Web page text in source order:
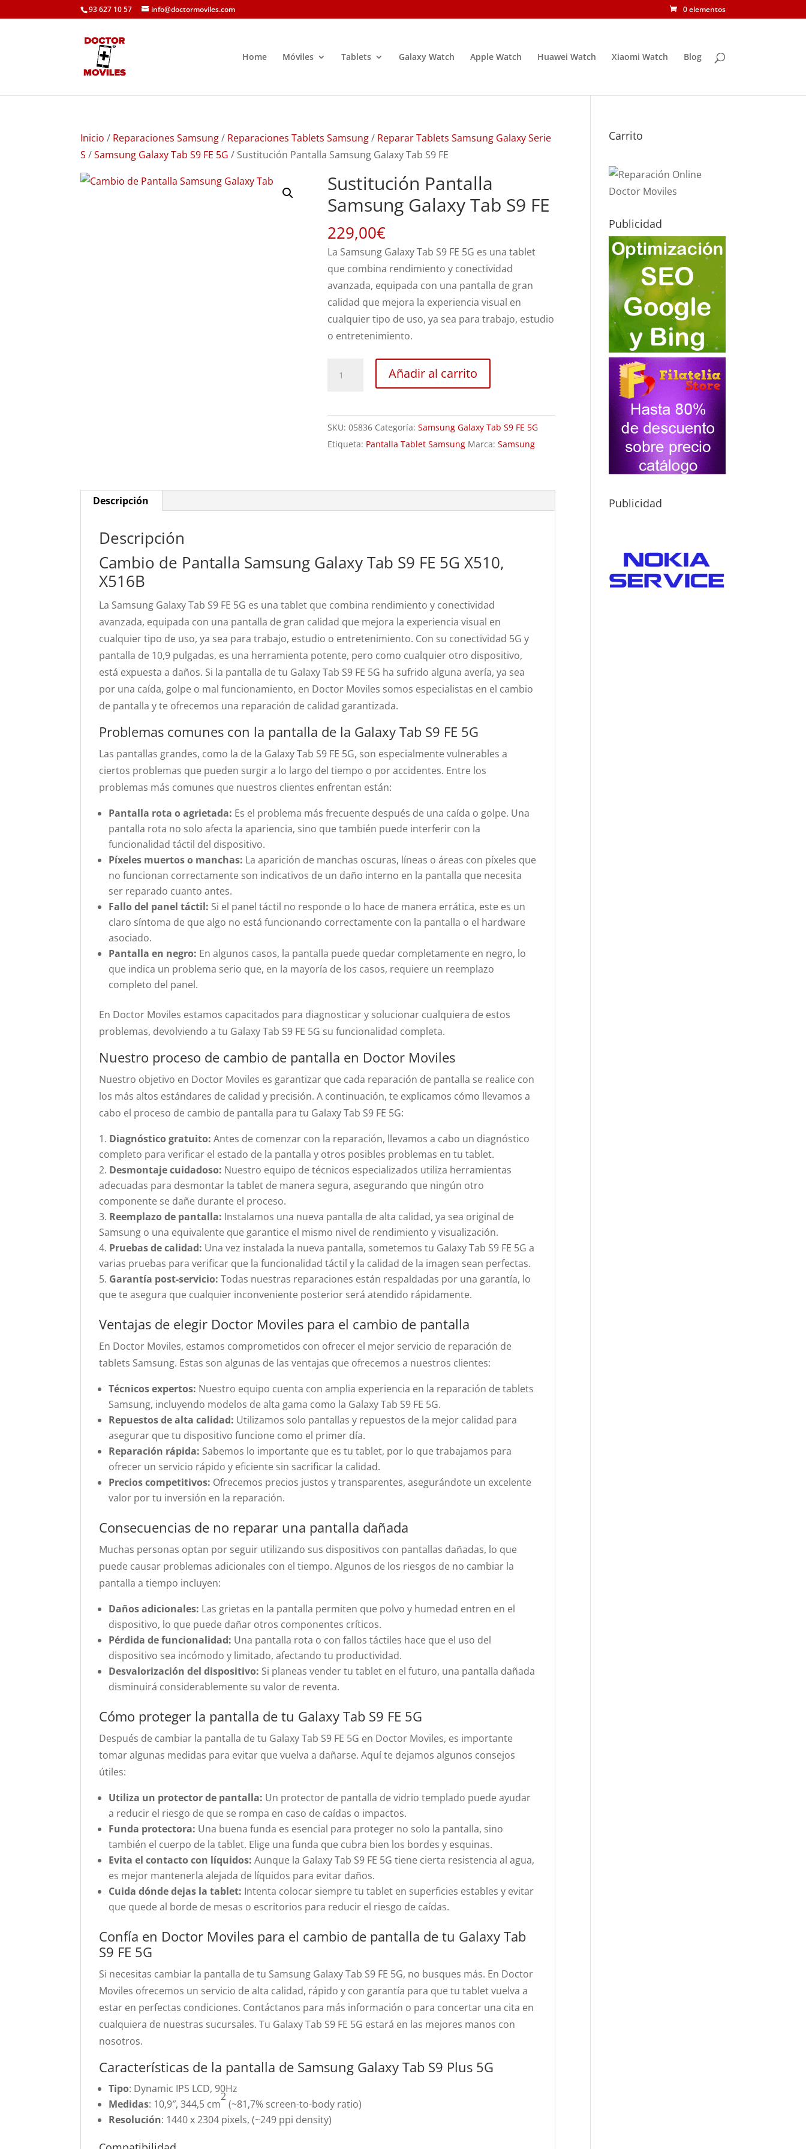
93 627 10 57 info@doctormoviles.com 0 elementos
Home Móviles Tablets Galaxy Watch Apple Watch Huawei Watch Xiaomi Watch Blog
Inicio / Reparaciones Samsung/ Reparaciones Tablets Samsung/ Reparar Tablets Samsung Galaxy Serie
S /Samsung Galaxy Tab S9 FE 5G / Sustitución Pantalla Samsung Galaxy Tab S9 FE
Sustitución Pantalla
Samsung Galaxy Tab S9 FE
229,00€
La Samsung Galaxy Tab S9 FE 5G es una tablet
que combina rendimiento y conectividad
avanzada, equipada con una pantalla de gran
calidad que mejora la experiencia visual en
cualquier tipo de uso, ya sea para trabajo, estudio
o entretenimiento.
Galaxy
Tab
S9
Añadir al carrito
SKU:05836 Categoría:Samsung Galaxy Tab S9 FE 5G
Etiqueta: Pantalla Tablet Samsung Marca:Samsung
Descripción
Descripción
Cambio de Pantalla Samsung Galaxy Tab S9 FE 5G X510,
X516B
La Samsung Galaxy Tab S9 FE 5G es una tablet que combina rendimiento y conectividad
avanzada, equipada con una pantalla de gran calidad que mejora la experiencia visual en
cualquier tipo de uso, ya sea para trabajo, estudio o entretenimiento. Con su conectividad 5G y
pantalla de 10,9 pulgadas, es una herramienta potente, pero como cualquier otro dispositivo,
está expuesta a daños. Si la pantalla de tu Galaxy Tab S9 FE 5G ha sufrido alguna avería, ya sea
por una caída, golpe o mal funcionamiento, en Doctor Moviles somos especialistas en el cambio
de pantalla y te ofrecemos una reparación de calidad garantizada.
Problemas comunes con la pantalla de la Galaxy Tab S9 FE 5G
Las pantallas grandes, como la de la Galaxy Tab S9 FE 5G, son especialmente vulnerables a
ciertos problemas que pueden surgir a lo largo del tiempo o por accidentes. Entre los
problemas más comunes que nuestros clientes enfrentan están:
Pantalla rota o agrietada: Es el problema más frecuente después de una caída o golpe. Una
pantalla rota no solo afecta la apariencia, sino que también puede interferir con la
funcionalidad táctil del dispositivo.
Píxeles muertos o manchas: La aparición de manchas oscuras, líneas o áreas con píxeles que
no funcionan correctamente son indicativos de un daño interno en la pantalla que necesita
ser reparado cuanto antes.
Fallo del panel táctil: Si el panel táctil no responde o lo hace de manera errática, este es un
claro síntoma de que algo no está funcionando correctamente con la pantalla o el hardware
asociado.
Pantalla en negro: En algunos casos, la pantalla puede quedar completamente en negro, lo
que indica un problema serio que, en la mayoría de los casos, requiere un reemplazo
completo del panel.
En Doctor Moviles estamos capacitados para diagnosticar y solucionar cualquiera de estos
problemas, devolviendo a tu Galaxy Tab S9 FE 5G su funcionalidad completa.
Nuestro proceso de cambio de pantalla en Doctor Moviles
Nuestro objetivo en Doctor Moviles es garantizar que cada reparación de pantalla se realice con
los más altos estándares de calidad y precisión. A continuación, te explicamos cómo llevamos a
cabo el proceso de cambio de pantalla para tu Galaxy Tab S9 FE 5G:
Diagnóstico gratuito: Antes de comenzar con la reparación, llevamos a cabo un diagnóstico
completo para verificar el estado de la pantalla y otros posibles problemas en tu tablet.
Desmontaje cuidadoso: Nuestro equipo de técnicos especializados utiliza herramientas
adecuadas para desmontar la tablet de manera segura, asegurando que ningún otro
componente se dañe durante el proceso.
Reemplazo de pantalla: Instalamos una nueva pantalla de alta calidad, ya sea original de
Samsung o una equivalente que garantice el mismo nivel de rendimiento y visualización.
Pruebas de calidad: Una vez instalada la nueva pantalla, sometemos tu Galaxy Tab S9 FE 5G a
varias pruebas para verificar que la funcionalidad táctil y la calidad de la imagen sean perfectas.
Garantía post-servicio: Todas nuestras reparaciones están respaldadas por una garantía, lo
que te asegura que cualquier inconveniente posterior será atendido rápidamente.
Ventajas de elegir Doctor Moviles para el cambio de pantalla
En Doctor Moviles, estamos comprometidos con ofrecer el mejor servicio de reparación de
tablets Samsung. Estas son algunas de las ventajas que ofrecemos a nuestros clientes:
Técnicos expertos: Nuestro equipo cuenta con amplia experiencia en la reparación de tablets
Samsung, incluyendo modelos de alta gama como la Galaxy Tab S9 FE 5G.
Repuestos de alta calidad: Utilizamos solo pantallas y repuestos de la mejor calidad para
asegurar que tu dispositivo funcione como el primer día.
Reparación rápida: Sabemos lo importante que es tu tablet, por lo que trabajamos para
ofrecer un servicio rápido y eficiente sin sacrificar la calidad.
Precios competitivos: Ofrecemos precios justos y transparentes, asegurándote un excelente
valor por tu inversión en la reparación.
Consecuencias de no reparar una pantalla dañada
Muchas personas optan por seguir utilizando sus dispositivos con pantallas dañadas, lo que
puede causar problemas adicionales con el tiempo. Algunos de los riesgos de no cambiar la
pantalla a tiempo incluyen:
Daños adicionales: Las grietas en la pantalla permiten que polvo y humedad entren en el
dispositivo, lo que puede dañar otros componentes críticos.
Pérdida de funcionalidad: Una pantalla rota o con fallos táctiles hace que el uso del
dispositivo sea incómodo y limitado, afectando tu productividad.
Desvalorización del dispositivo: Si planeas vender tu tablet en el futuro, una pantalla dañada
disminuirá considerablemente su valor de reventa.
Cómo proteger la pantalla de tu Galaxy Tab S9 FE 5G
Después de cambiar la pantalla de tu Galaxy Tab S9 FE 5G en Doctor Moviles, es importante
tomar algunas medidas para evitar que vuelva a dañarse. Aquí te dejamos algunos consejos
útiles:
Utiliza un protector de pantalla: Un protector de pantalla de vidrio templado puede ayudar
a reducir el riesgo de que se rompa en caso de caídas o impactos.
Funda protectora: Una buena funda es esencial para proteger no solo la pantalla, sino
también el cuerpo de la tablet. Elige una funda que cubra bien los bordes y esquinas.
Evita el contacto con líquidos: Aunque la Galaxy Tab S9 FE 5G tiene cierta resistencia al agua,
es mejor mantenerla alejada de líquidos para evitar daños.
Cuida dónde dejas la tablet: Intenta colocar siempre tu tablet en superficies estables y evitar
que quede al borde de mesas o escritorios para reducir el riesgo de caídas.
Confía en Doctor Moviles para el cambio de pantalla de tu Galaxy Tab
S9 FE 5G
Si necesitas cambiar la pantalla de tu Samsung Galaxy Tab S9 FE 5G, no busques más. En Doctor
Moviles ofrecemos un servicio de alta calidad, rápido y con garantía para que tu tablet vuelva a
estar en perfectas condiciones. Contáctanos para más información o para concertar una cita en
cualquiera de nuestras sucursales. Tu Galaxy Tab S9 FE 5G estará en las mejores manos con
nosotros.
Características de la pantalla de Samsung Galaxy Tab S9 Plus 5G
Tipo: Dynamic IPS LCD, 90Hz
Medidas: 10,9″, 344,5 cm
2
(~81,7% screen-to-body ratio)
Resolución: 1440 x 2304 pixels, (~249 ppi density)
Carrito
Publicidad
Publicidad